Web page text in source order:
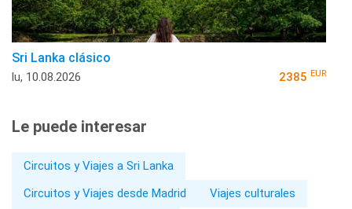
Sri Lanka clásico
lu, 10.08.2026 2385 EUR
Le puede interesar
Circuitos y Viajes a Sri Lanka
Circuitos y Viajes desde Madrid
Viajes culturales